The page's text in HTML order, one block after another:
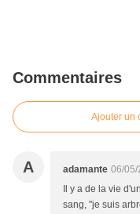
Commentaires
Ajouter un
A adamante 06/05/
Il y a de la vie
sang, "je suis